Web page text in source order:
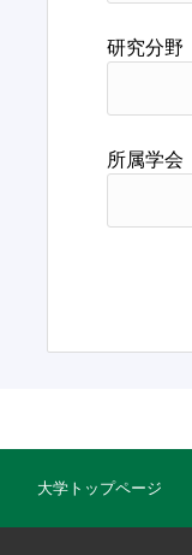
研究分野
所属学会
大学トップページ